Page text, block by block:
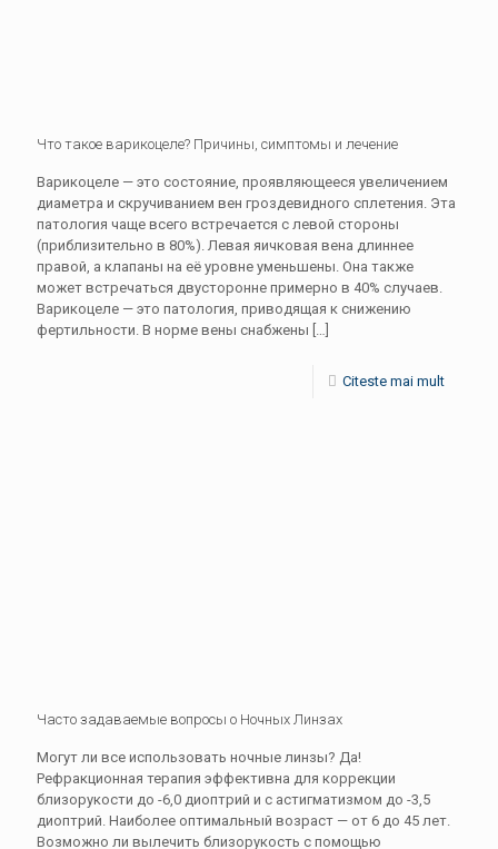
Что такое варикоцеле? Причины, симптомы и лечение
Варикоцеле — это состояние, проявляющееся увеличением
диаметра и скручиванием вен гроздевидного сплетения. Эта
патология чаще всего встречается с левой стороны
(приблизительно в 80%). Левая яичковая вена длиннее
правой, а клапаны на её уровне уменьшены. Она также
может встречаться двусторонне примерно в 40% случаев.
Варикоцеле — это патология, приводящая к снижению
фертильности. В норме вены снабжены […]
Citeste mai mult
Часто задаваемые вопросы о Ночных Линзах
Могут ли все использовать ночные линзы? Да!
Рефракционная терапия эффективна для коррекции
близорукости до -6,0 диоптрий и с астигматизмом до -3,5
диоптрий. Наиболее оптимальный возраст — от 6 до 45 лет.
Возможно ли вылечить близорукость с помощью